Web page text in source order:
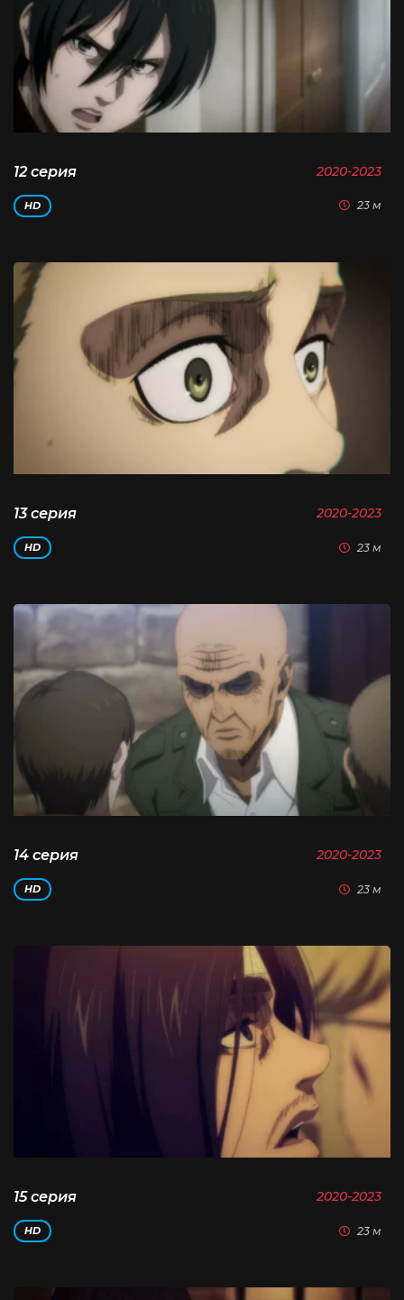
12 серия 2020-2023
HD 23 м
13 серия 2020-2023
HD 23 м
14 серия 2020-2023
HD 23 м
15 серия 2020-2023
HD 23 м